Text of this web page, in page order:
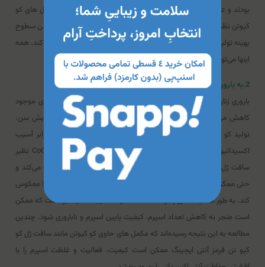
بودند و عوارض جدی کمتری داشتند. به نظر می‌رسد که درمان با مکمل های کو
کیوتن نظیر سافت ژل کو کیو تن قرمز آنتی ایجینگ می‌تواند به بازگرداندن سطوح
بهینه تولید انرژی، کاهش آسیب اکسیداتیو و بهبود عملکرد قلب کمک کند، همه
اینها می‌تواند منجر به درمان نارسایی قلبی شود.
2.به باروری کمک می‌کند
باروری زنان با افزایش سن به دلیل کاهش تعداد و کیفیت تخمک‌های موجود
کاهش می‌یابد. کو کیوتن مستقیماً در این فرآیند دخالت دارد. با افزایش سن،
تولید کو کیوتن کند می‌شود و بدن را در محافظت از تخمک‌ها در برابر آسیب
اکسیداتیو کمتر می‌کند. به نظر می‌رسد مصرف مکمل های حاوی CoQ10 نظیر
سافت ژل کو کیو تن قرمز آنتی ایجینگ به افزایش قدرت باروری کمک می‌کند و
حتی ممکن است کاهش مربوط به سن در کیفیت و کمیت تخمک مرغ را معکوس
کند. به طور مشابه، اسپرم مردانه مستعد اثرات آسیب اکسیداتیو است که ممکن
است منجر به کاهش تعداد اسپرم، کیفیت پایین اسپرم و ناباروری شود. چندین
مطالعه به این نتیجه رسیده‌اند که مکمل های حاوی کو کیوتن مانند سافت ژل کو
کیو تن قرمز آنتی ایجینگ ممکن است کیفیت، فعالیت و غلظت اسپرم را با